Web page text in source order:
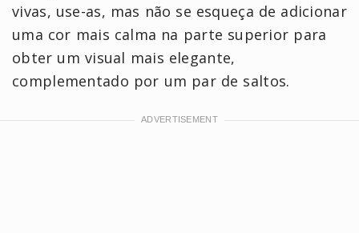
vivas, use-as, mas não se esqueça de adicionar
uma cor mais calma na parte superior para
obter um visual mais elegante,
complementado por um par de saltos.